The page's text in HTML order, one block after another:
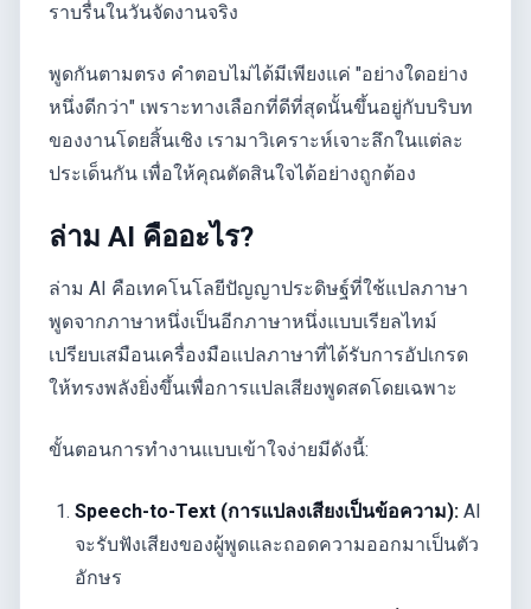
ราบรื่นในวันจัดงานจริง
พูดกันตามตรง คำตอบไม่ได้มีเพียงแค่ "อย่างใดอย่าง
หนึ่งดีกว่า" เพราะทางเลือกที่ดีที่สุดนั้นขึ้นอยู่กับบริบท
ของงานโดยสิ้นเชิง เรามาวิเคราะห์เจาะลึกในแต่ละ
ประเด็นกัน เพื่อให้คุณตัดสินใจได้อย่างถูกต้อง
ล่าม AI คืออะไร?
ล่าม AI คือเทคโนโลยีปัญญาประดิษฐ์ที่ใช้แปลภาษา
พูดจากภาษาหนึ่งเป็นอีกภาษาหนึ่งแบบเรียลไทม์
เปรียบเสมือนเครื่องมือแปลภาษาที่ได้รับการอัปเกรด
ให้ทรงพลังยิ่งขึ้นเพื่อการแปลเสียงพูดสดโดยเฉพาะ
ขั้นตอนการทำงานแบบเข้าใจง่ายมีดังนี้:
Speech-to-Text (การแปลงเสียงเป็นข้อความ): AI
จะรับฟังเสียงของผู้พูดและถอดความออกมาเป็นตัว
อักษร